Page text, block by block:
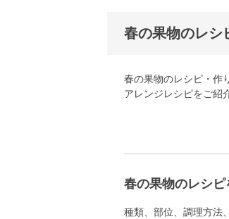
春の果物のレシ
春の果物のレシピ・作
アレンジレシピをご紹
春の果物のレシ
種類、部位、調理方法